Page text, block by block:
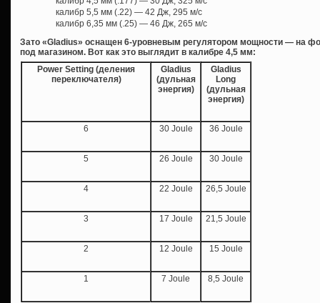
калибр 5,5 мм (.22) — 42 Дж, 295 м/с
калибр 6,35 мм (.25) — 46 Дж, 265 м/с
Зато «Gladius» оснащен 6-уровневым регулятором мощности — на
под магазином. Вот как это выглядит в калибре 4,5 мм:
Power Setting (деления
переключателя)
Gladius
(дульная
энергия)
Gladius
Long
(дульная
энергия)
6 30 Joule 36 Joule
5 26 Joule 30 Joule
4 22 Joule 26,5 Joule
3 17 Joule 21,5 Joule
2 12 Joule 15 Joule
1 7 Joule 8,5 Joule